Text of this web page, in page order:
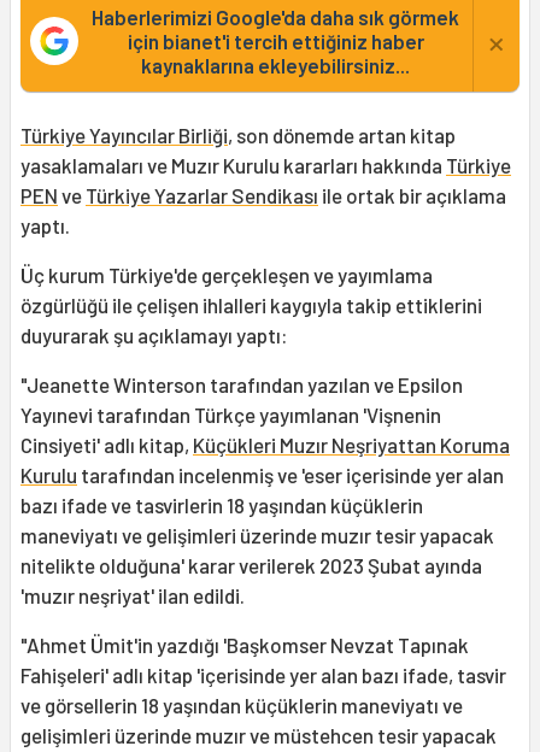
Haberlerimizi Google'da daha sık görmek
için bianet'i tercih ettiğiniz haber
kaynaklarına ekleyebilirsiniz...
×
Türkiye Yayıncılar Birliği, son dönemde artan kitap
yasaklamaları ve Muzır Kurulu kararları hakkında Türkiye
PEN ve Türkiye Yazarlar Sendikası ile ortak bir açıklama
yaptı.
Üç kurum Türkiye'de gerçekleşen ve yayımlama
özgürlüğü ile çelişen ihlalleri kaygıyla takip ettiklerini
duyurarak şu açıklamayı yaptı:
"Jeanette Winterson tarafından yazılan ve Epsilon
Yayınevi tarafından Türkçe yayımlanan 'Vişnenin
Cinsiyeti' adlı kitap, Küçükleri Muzır Neşriyattan Koruma
Kurulu tarafından incelenmiş ve 'eser içerisinde yer alan
bazı ifade ve tasvirlerin 18 yaşından küçüklerin
maneviyatı ve gelişimleri üzerinde muzır tesir yapacak
nitelikte olduğuna' karar verilerek 2023 Şubat ayında
'muzır neşriyat' ilan edildi.
"Ahmet Ümit'in yazdığı 'Başkomser Nevzat Tapınak
Fahişeleri' adlı kitap 'içerisinde yer alan bazı ifade, tasvir
ve görsellerin 18 yaşından küçüklerin maneviyatı ve
gelişimleri üzerinde muzır ve müstehcen tesir yapacak